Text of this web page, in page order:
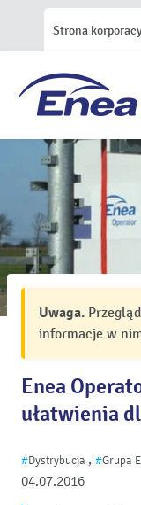
Strona
Uwaga.
informacje w
Enea
ułatwienia
04.07.2016
#Dystrybucja , #Grupa